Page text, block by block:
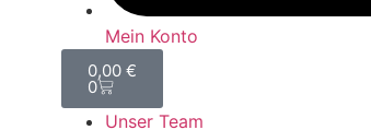
Mein Konto
0,00 €
0
Unser Team